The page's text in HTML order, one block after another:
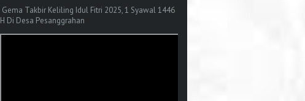
Gema Takbir Keliling Idul Fitri 2025, 1 Syawal 1446
H Di Desa Pesanggrahan